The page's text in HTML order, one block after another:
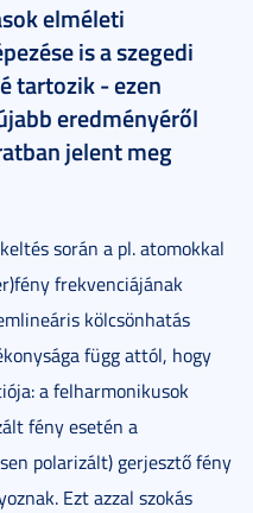
elméleti
is a szegedi
tartozik - ezen
eredményéről
jelent meg
során a pl. atomokkal
frekvenciájának
kölcsönhatás
függ attól, hogy
a felharmonikusok
fény esetén a
polarizált) gerjesztő fény
Ezt azzal szokás